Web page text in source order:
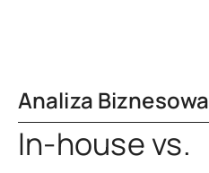
Analiza Biznesowa
In-house vs.